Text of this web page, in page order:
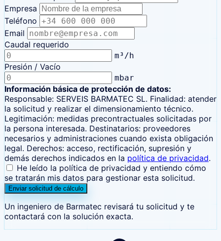
Empresa
Teléfono
Email
Caudal requerido
m³/h
Presión / Vacío
mbar
Información básica de protección de datos:
Responsable: SERVEIS BARMATEC SL. Finalidad: atender
la solicitud y realizar el dimensionamiento técnico.
Legitimación: medidas precontractuales solicitadas por
la persona interesada. Destinatarios: proveedores
necesarios y administraciones cuando exista obligación
legal. Derechos: acceso, rectificación, supresión y
demás derechos indicados en la política de privacidad.
He leído la política de privacidad y entiendo cómo
se tratarán mis datos para gestionar esta solicitud.
Enviar solicitud de cálculo
Un ingeniero de Barmatec revisará tu solicitud y te
contactará con la solución exacta.